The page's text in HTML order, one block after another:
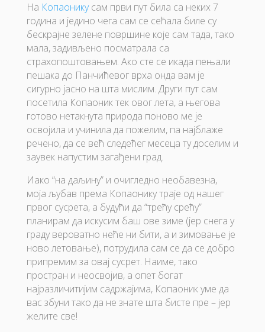
На Копаоникусам први пут била са неких 7
година и једино чега сам се сећала биле су
бескрајне зелене површине које сам тада, тако
мала, задивљено посматрала са
страхопоштовањем. Ако сте се икада пењали
пешака до Панчићевог врха онда вам је
сигурно јасно на шта мислим. Други пут сам
посетила Копаоник тек овог лета, а његова
готово нетакнута природа поново ме је
освојила и учинила да пожелим, па најблаже
речено, да се већ следећег месеца ту доселим и
заувек напустим загађени град.
Иако “на даљину” и очигледно необавезна,
моја љубав према Копаонику траје од нашег
првог сусрета, а будући да “трећу срећу”
планирам да искусим баш ове зиме (јер снега у
граду вероватно неће ни бити, а и зимовање је
ново летовање), потрудила сам се да се добро
припремим за овај сусрет. Наиме, тако
простран и неосвојив, а опет богат
најразличитијим садржајима, Копаоник уме да
вас збуни тако да не знате шта бисте пре – јер
желите све!